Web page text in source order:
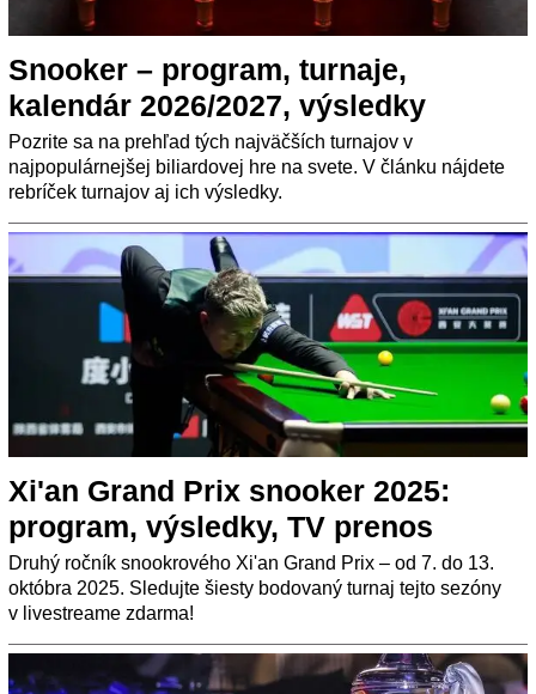
Snooker – program, turnaje,
kalendár 2026/2027, výsledky
Pozrite sa na prehľad tých najväčších turnajov v
najpopulárnejšej biliardovej hre na svete. V článku nájdete
rebríček turnajov aj ich výsledky.
Xi'an Grand Prix snooker 2025:
program, výsledky, TV prenos
Druhý ročník snookrového Xi'an Grand Prix – od 7. do 13.
októbra 2025. Sledujte šiesty bodovaný turnaj tejto sezóny
v livestreame zdarma!